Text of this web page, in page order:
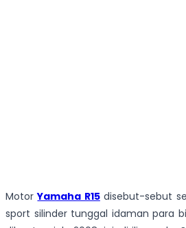
MotorYamaha R15disebut-sebut
sport silinder tunggal idaman para